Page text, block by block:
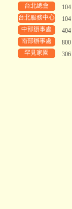
台北總會
台北服務中心
中部辦事處
南部辦事處
罕見家園